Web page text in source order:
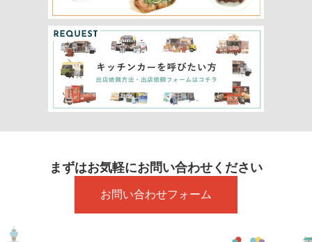
まずはお気軽にお問い合わせください
お問い合わせフォーム